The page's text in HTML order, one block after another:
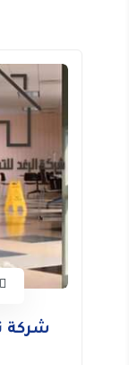
الخشب البركية
تنظيف
مطابخ.تنظيف
المياة.شركة
التنظيف
ففريق العمل
فريق يقوم
التنظيف
مستودعات
شركات خاصة
الكنب والسجاد
باحدث الات
للمنظفات
شركة